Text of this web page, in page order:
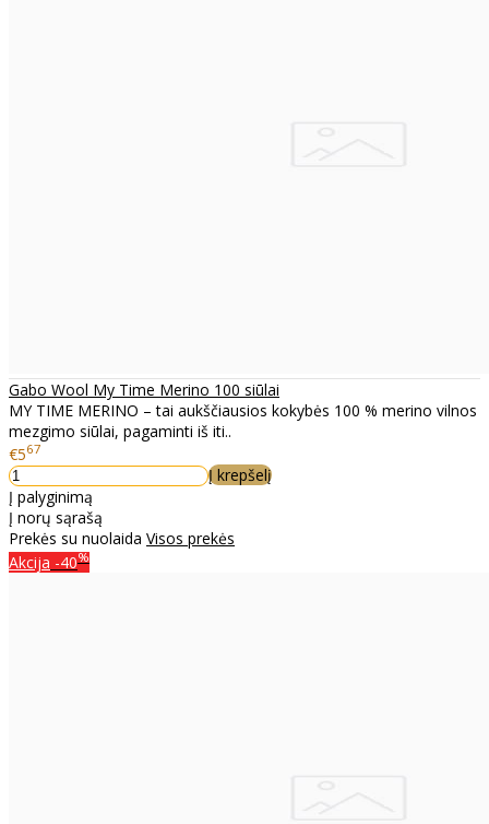
Gabo Wool My Time Merino 100 siūlai
MY TIME MERINO – tai aukščiausios kokybės 100 % merino vilnos
mezgimo siūlai, pagaminti iš iti..
€567
Į krepšelį
Į palyginimą
Į norų sąrašą
Prekės su nuolaida Visos prekės
Akcija -40%